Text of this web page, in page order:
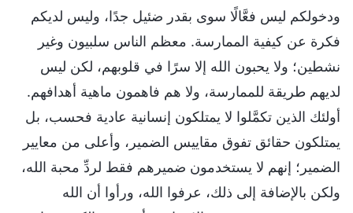
ودخولكم ليس فعَّالًا سوى بقدر ضئيل جدًا، وليس لديكم
فكرة عن كيفية الممارسة. معظم الناس سلبيون وغير
نشطين؛ ولا يحبون الله إلا سرًا في قلوبهم، لكن ليس
لديهم طريقة للممارسة، ولا هم فاهمون ماهية أهدافهم.
أولئك الذين تكمَّلوا لا يمتلكون إنسانية عادية فحسب، بل
يمتلكون حقائق تفوق مقاييس الضمير، وأعلى من معايير
الضمير؛ إنهم لا يستخدمون ضميرهم فقط لردِّ محبة الله،
ولكن بالإضافة إلى ذلك، عرفوا الله، ورأوا أن الله